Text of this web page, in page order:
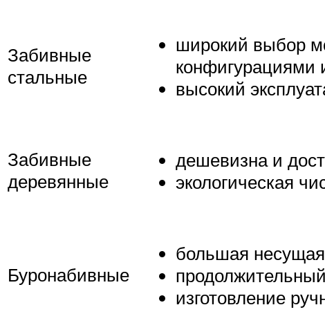
Забивные
стальные
широкий выбор
конфигурациями
высокий
Забивные
деревянные
дешевизна и
экологическая
Буронабивные
большая
изготовление